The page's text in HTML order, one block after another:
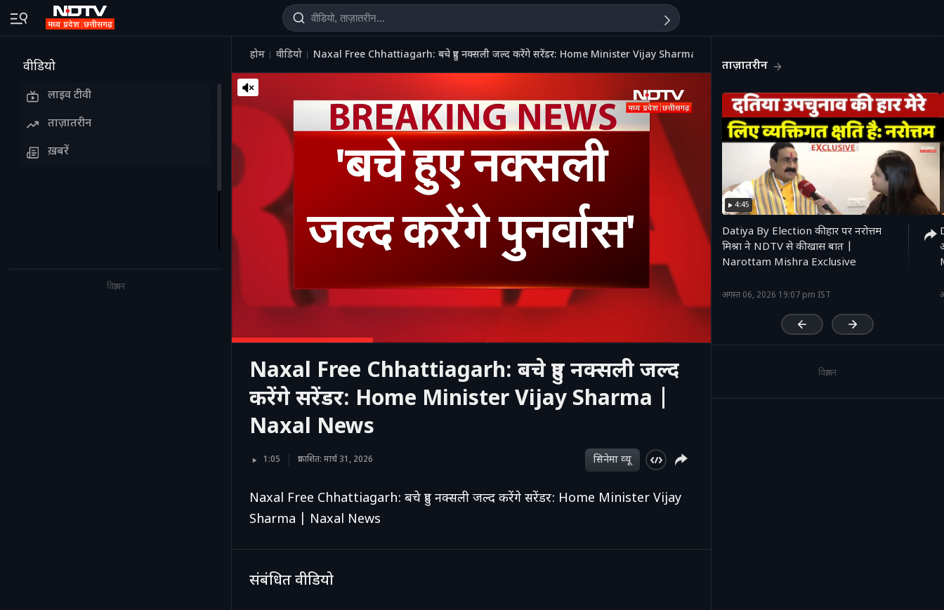
वीडियो
लाइव टीवी
ताज़ातरीन
ख़बरें
विज्ञापन
होम वीडियो Naxal Free Chhattiagarh: बचे हुए नक्सली जल्द करेंगे सरेंडर: Home Minister Vijay Sharma | Naxal News
'
Naxal Free Chhattiagarh: बचे हुए नक्सली जल्द
करेंगे सरेंडर: Home Minister Vijay Sharma |
Naxal News
1:05 प्रकाशित: मार्च 31, 2026 सिनेमा व्‍यू
Naxal Free Chhattiagarh: बचे हुए नक्सली जल्द करेंगे सरेंडर: Home Minister Vijay
Sharma | Naxal News
संबंधित वीडियो
ताज़ातरीन
4:45
Datiya By Election की हार पर नरोत्तम
मिश्रा ने NDTV से की खास बात |
Narottam Mishra Exclusive
अगस्त 06, 2026 19:07 pm IST
विज्ञापन